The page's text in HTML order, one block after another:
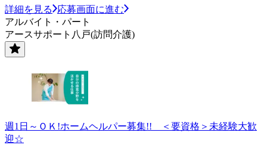
詳細を見る
応募画面に進む
アルバイト・パート
アースサポート八戸(訪問介護)
週1日～ＯＫ!ホームヘルパー募集!! ＜要資格＞未経験大歓
迎☆